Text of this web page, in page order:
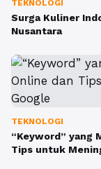
TEKNOLOGI
Surga Kuliner
Nusantara
TEKNOLOGI
“Keyword” yang
Tips untuk